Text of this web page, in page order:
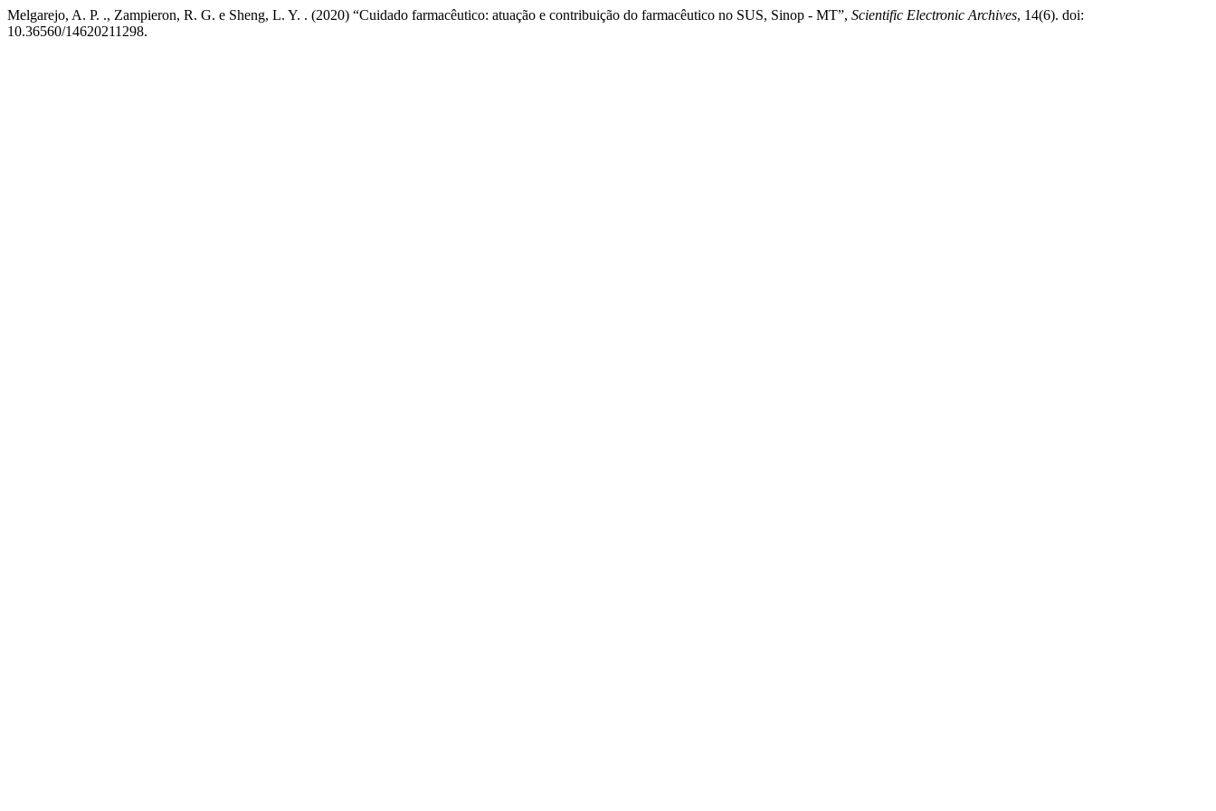
Melgarejo, A. P. ., Zampieron, R. G. e Sheng, L. Y. . (2020) “Cuidado farmacêutico: atuação e contribuição do farmacêutico no SUS, Sinop - MT”, Scientific Electronic Archives, 14(6). doi:
10.36560/14620211298.